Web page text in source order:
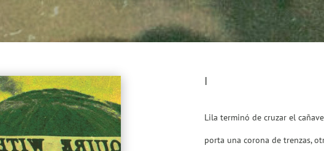
I
Lila terminó de cruzar el
porta una corona de trenzas,